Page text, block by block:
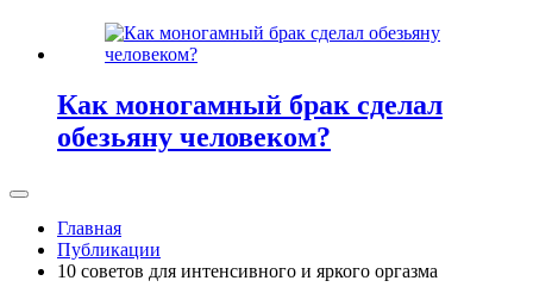
Как моногамный брак сделал
обезьяну человеком?
Главная
Публикации
10 советов для интенсивного и яркого оргазма